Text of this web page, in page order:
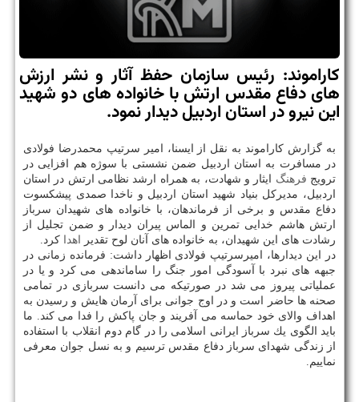
كاراموند: رئیس سازمان حفظ آثار و نشر ارزش
های دفاع مقدس ارتش با خانواده های دو شهید
این نیرو در استان اردبیل دیدار نمود.
به گزارش كاراموند به نقل از ایسنا، امیر سرتیپ محمدرضا فولادی
در مسافرت به استان اردبیل ضمن نشستی با سوژه هم افزایی در
ترویج فرهنگ ایثار و شهادت، به همراه ارشد نظامی ارتش در استان
اردبیل، مدیركل بنیاد شهید استان اردبیل و ناخدا صمدی پیشكسوت
دفاع مقدس و برخی از فرماندهان، با خانواده های شهیدان سرباز
ارتش هاشم خدایی تمرین و الماس پیران دیدار و ضمن تجلیل از
رشادت های این شهیدان، به خانواده های آنان لوح تقدیر
اهدا كرد.
در این دیدارها، امیرسرتیپ فولادی اظهار داشت: فرمانده زمانی در
جبهه های نبرد با آسودگی امور جنگ را ساماندهی می كرد و یا در
عملیاتی پیروز می شد در صورتیكه می دانست سربازی در تمامی
صحنه ها حاضر است و در اوج جوانی برای آرمان هایش و رسیدن به
اهداف والای خود حماسه می آفریند و جان پاكش را فدا می كند. ما
باید الگوی یك سرباز ایرانی اسلامی را در گام دوم انقلاب با استفاده
از زندگی شهدای سرباز دفاع مقدس ترسیم و به نسل جوان معرفی
نماییم.